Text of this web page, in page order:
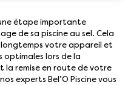
étape importante
de sa piscine au sel. Cela
longtemps votre appareil et
optimales lors de la
la remise en route de votre
experts Bel’O Piscine vous